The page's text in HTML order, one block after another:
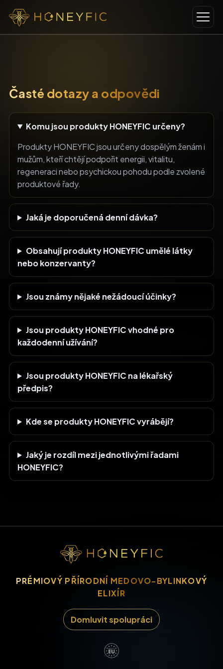
Časté dotazy a odpovědi
Komu jsou produkty HONEYFIC určeny?
Produkty HONEYFIC jsou určeny dospělým ženám i
mužům, kteří chtějí podpořit energii, vitalitu,
regeneraci nebo psychickou pohodu podle zvolené
produktové řady.
Jaká je doporučená denní dávka?
Obsahují produkty HONEYFIC umělé látky
nebo konzervanty?
Jsou známy nějaké nežádoucí účinky?
Jsou produkty HONEYFIC vhodné pro
každodenní užívání?
Jsou produkty HONEYFIC na lékařský
předpis?
Kde se produkty HONEYFIC vyrábějí?
Jaký je rozdíl mezi jednotlivými řadami
HONEYFIC?
PRÉMIOVÝ PŘÍRODNÍ MEDOVO-BYLINKOVÝ
ELIXÍR
Domluvit spolupráci